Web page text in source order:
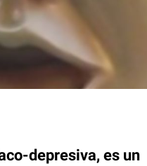
depresiva, es un